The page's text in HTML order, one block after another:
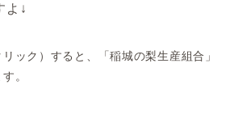
よ↓
ック）すると、「稲城の梨生産組合」
。